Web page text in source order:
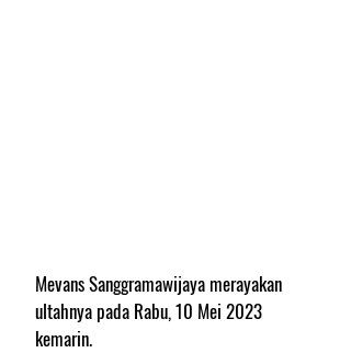
Mevans Sanggramawijaya merayakan
ultahnya pada Rabu, 10 Mei 2023
kemarin.